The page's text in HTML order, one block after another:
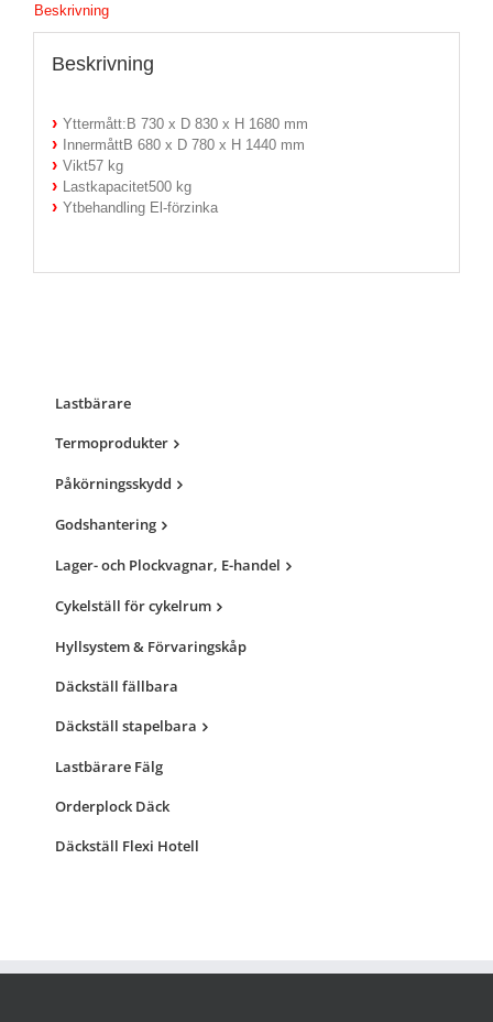
Beskrivning
Beskrivning
Yttermått:B 730 x D 830 x H 1680 mm
InnermåttB 680 x D 780 x H 1440 mm
Vikt57 kg
Lastkapacitet500 kg
Ytbehandling El-förzinka
Lastbärare
Termoprodukter
Påkörningsskydd
Godshantering
Lager- och Plockvagnar, E-handel
Cykelställ för cykelrum
Hyllsystem & Förvaringskåp
Däckställ fällbara
Däckställ stapelbara
Lastbärare Fälg
Orderplock Däck
Däckställ Flexi Hotell